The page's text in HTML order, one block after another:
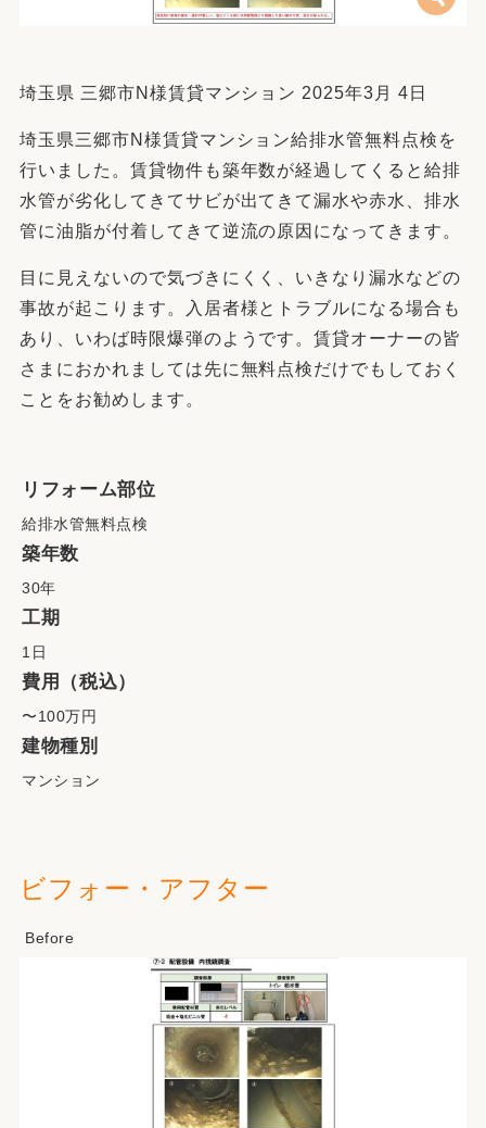
埼玉県 三郷市N様賃貸マンション 2025年3月 4日
埼玉県三郷市N様賃貸マンション給排水管無料点検を
行いました。賃貸物件も築年数が経過してくると給排
水管が劣化してきてサビが出てきて漏水や赤水、排水
管に油脂が付着してきて逆流の原因になってきます。
目に見えないので気づきにくく、いきなり漏水などの
事故が起こります。入居者様とトラブルになる場合も
あり、いわば時限爆弾のようです。賃貸オーナーの皆
さまにおかれましては先に無料点検だけでもしておく
ことをお勧めします。
リフォーム部位
給排水管無料点検
築年数
30年
工期
1日
費用（税込）
〜100万円
建物種別
マンション
ビフォー・アフター